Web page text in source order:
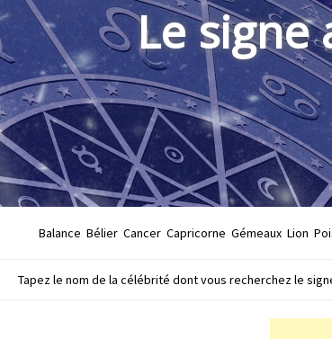
Le signe
Balance Bélier Cancer Capricorne Gémeaux Lion
Tapez le nom de la célébrité dont vous recherchez le